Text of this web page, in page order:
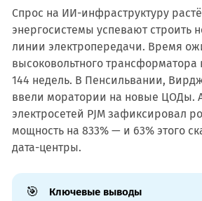
Спрос на ИИ-инфраструктуру
энергосистемы успевают строить
линии электропередачи. Время
высоковольтного трансформатора
144 недель. В Пенсильвании,
ввели моратории на новые ЦОДы.
электросетей PJM зафиксировал
мощность на 833% — и 63% этого
дата-центры.
🎯 Ключевые выводы